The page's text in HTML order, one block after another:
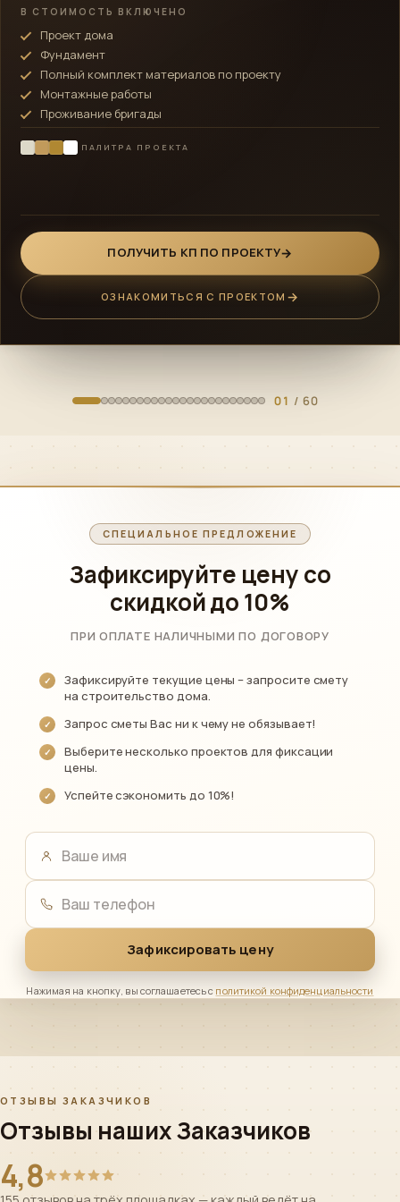
В СТОИМОСТЬ ВКЛЮЧЕНО
Проект дома
Фундамент
Полный комплект материалов по проекту
Монтажные работы
Проживание бригады
ПАЛИТРА ПРОЕКТА
ПОЛУЧИТЬ КП ПО ПРОЕКТУ
ОЗНАКОМИТЬСЯ С ПРОЕКТОМ
01 / 60
СПЕЦИАЛЬНОЕ ПРЕДЛОЖЕНИЕ
Зафиксируйте цену со
скидкойдо 10%
ПРИ ОПЛАТЕ НАЛИЧНЫМИ ПО ДОГОВОРУ
Зафиксируйте текущие цены – запросите смету
на строительство дома.
Запрос сметы Вас ни к чему не обязывает!
Выберите несколько проектов для фиксации
цены.
Успейте сэкономить до 10%!
Ваше имя
Ваш телефон
Зафиксировать цену
Нажимая на кнопку, вы соглашаетесь с политикой конфиденциальности
ОТЗЫВЫ ЗАКАЗЧИКОВ
Отзывы наших Заказчиков
4,8